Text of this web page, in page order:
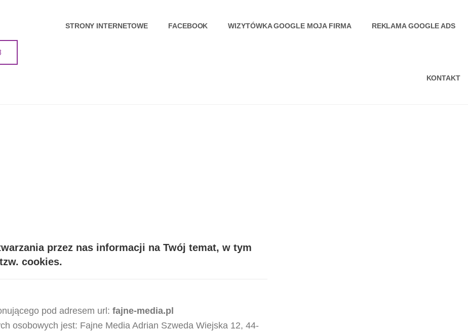
STRONY INTERNETOWE FACEBOOK WIZYTÓWKA GOOGLE MOJA FIRMA REKLAMA GOOGLE ADS
KONTAKT
przez nas informacji na Twój temat, w tym
cookies.
pod adresem url: fajne-media.pl
osobowych jest: Fajne Media Adrian Szweda Wiejska 12, 44-